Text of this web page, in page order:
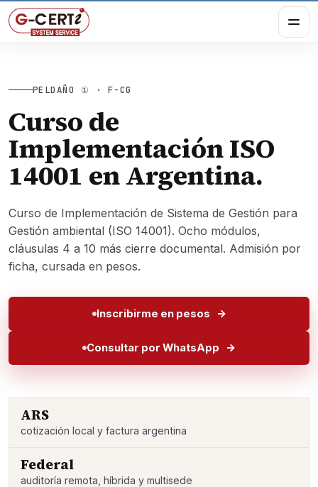
PELDAÑO ① · F-CG
Curso de
Implementación ISO
14001 en Argentina.
Curso de Implementación de Sistema de Gestión para
Gestión ambiental (ISO 14001). Ocho módulos,
cláusulas 4 a 10 más cierre documental. Admisión por
ficha, cursada en pesos.
Inscribirme en pesos
Consultar por WhatsApp
ARS
cotización local y factura argentina
Federal
auditoría remota, híbrida y multisede